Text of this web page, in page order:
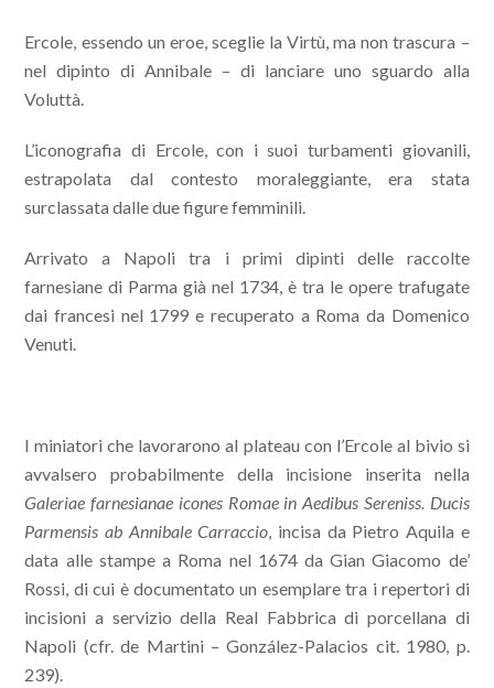
Ercole, essendo un eroe, sceglie la Virtù, ma non trascura –
nel dipinto di Annibale – di lanciare uno sguardo alla
Voluttà.
L’iconografia di Ercole, con i suoi turbamenti giovanili,
estrapolata dal contesto moraleggiante, era stata
surclassata dalle due figure femminili.
Arrivato a Napoli tra i primi dipinti delle raccolte
farnesiane di Parma già nel 1734, è tra le opere trafugate
dai francesi nel 1799 e recuperato a Roma da Domenico
Venuti.
I miniatori che lavorarono al plateau con l’Ercole al bivio si
avvalsero probabilmente della incisione inserita nella
Galeriae farnesianae icones Romae in Aedibus Sereniss. Ducis
Parmensis ab Annibale Carraccio, incisa da Pietro Aquila e
data alle stampe a Roma nel 1674 da Gian Giacomo de’
Rossi, di cui è documentato un esemplare tra i repertori di
incisioni a servizio della Real Fabbrica di porcellana di
Napoli (cfr. de Martini – González-Palacios cit. 1980, p.
239).